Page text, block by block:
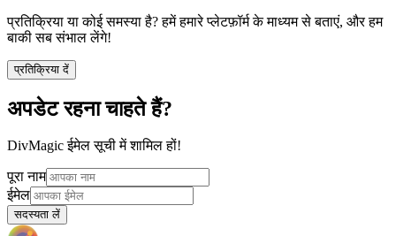
प्रतिक्रिया या कोई समस्या है? हमें हमारे प्लेटफ़ॉर्म के माध्यम से बताएं, और हम
बाकी सब संभाल लेंगे!
प्रतिक्रिया दें
अपडेट रहना चाहते हैं?
DivMagic ईमेल सूची में शामिल हों!
पूरा नाम
ईमेल
सदस्यता लें